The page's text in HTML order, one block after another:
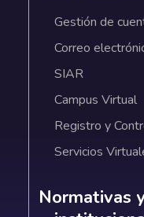
Gestión de
Correo
SIAR
Campus Virtual
Registro y
Servicios
Normativas